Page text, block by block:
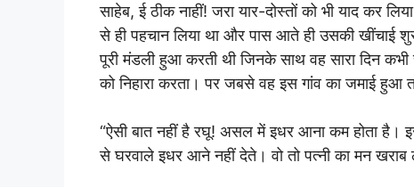
साहेब, ई ठीक नाहीं! जरा यार-दोस्तों को भी याद कर
से ही पहचान लिया था और पास आते ही उसकी खींचाई
पूरी मंडली हुआ करती थी जिनके साथ वह सारा दिन
को निहारा करता। पर जबसे वह इस गांव का जमाई हुआ
“ऐसी बात नहीं है रघू! असल में इधर आना कम होता है।
से घरवाले इधर आने नहीं देते। वो तो पत्नी का मन